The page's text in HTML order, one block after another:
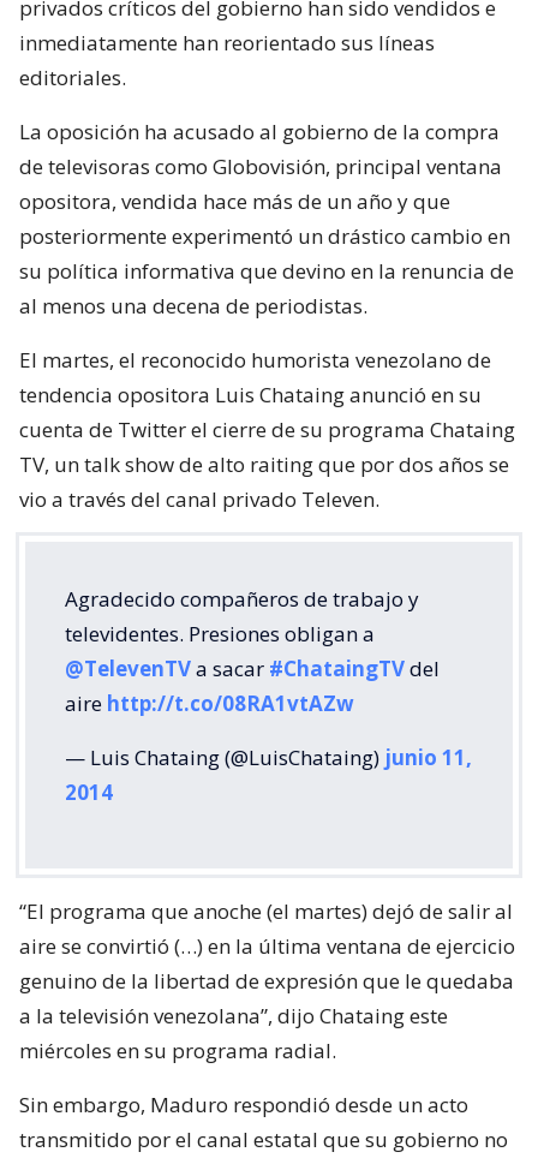
privados críticos del gobierno han sido vendidos e
inmediatamente han reorientado sus líneas
editoriales.
La oposición ha acusado al gobierno de la compra
de televisoras como Globovisión, principal ventana
opositora, vendida hace más de un año y que
posteriormente experimentó un drástico cambio en
su política informativa que devino en la renuncia de
al menos una decena de periodistas.
El martes, el reconocido humorista venezolano de
tendencia opositora Luis Chataing anunció en su
cuenta de Twitter el cierre de su programa Chataing
TV, un talk show de alto raiting que por dos años se
vio a través del canal privado Televen.
Agradecido compañeros de trabajo y
televidentes. Presiones obligan a
@TelevenTVa sacar #ChataingTVdel
aire http://t.co/08RA1vtAZw
— Luis Chataing (@LuisChataing) junio 11,
2014
“El programa que anoche (el martes) dejó de salir al
aire se convirtió (…) en la última ventana de ejercicio
genuino de la libertad de expresión que le quedaba
a la televisión venezolana”, dijo Chataing este
miércoles en su programa radial.
Sin embargo, Maduro respondió desde un acto
transmitido por el canal estatal que su gobierno no